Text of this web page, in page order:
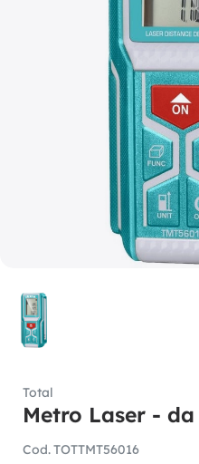
Total
Metro Laser -
Cod.TOTTMT56016